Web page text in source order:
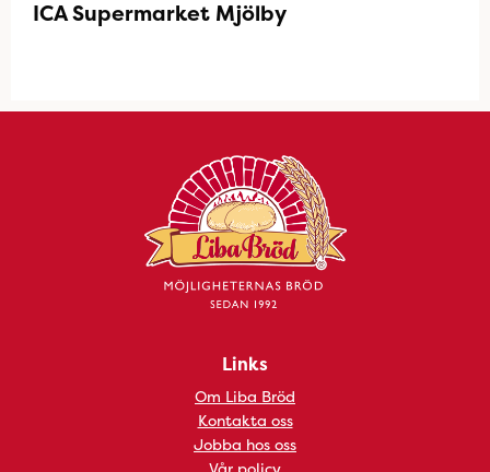
ICA Supermarket Mjölby
Links
Om Liba Bröd
Kontakta oss
Jobba hos oss